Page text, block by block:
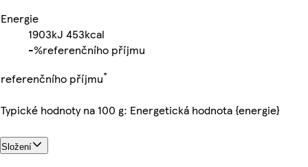
Energie
1903kJ 453kcal
-%referenčního příjmu
referenčního příjmu*
Typické hodnoty na 100 g: Energetická hodnota {energie}
Složení